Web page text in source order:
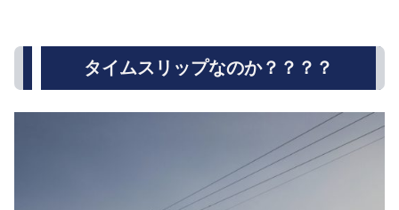
タイムスリップなのか？？？？